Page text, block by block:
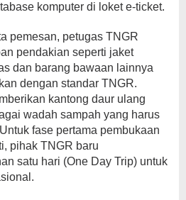
komputer di loket e-ticket.
pemesan, petugas TNGR
pendakian seperti jaket
dan barang bawaan lainnya
dengan standar TNGR.
kantong daur ulang
wadah sampah yang harus
fase pertama pembukaan
pihak TNGR baru
satu hari (One Day Trip) untuk